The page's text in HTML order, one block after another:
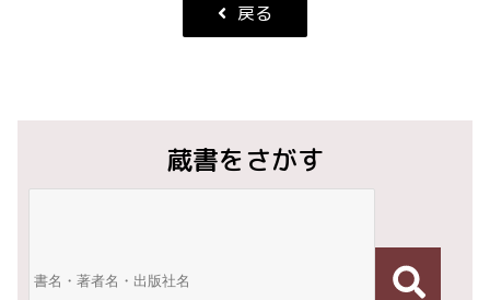
戻る
蔵書をさがす